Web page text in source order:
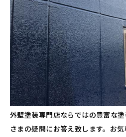
外壁塗装専門店ならではの豊富な
さまの疑問にお答え致します。お